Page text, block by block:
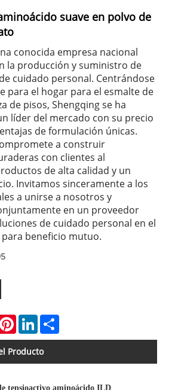
suave en polvo de
conocida empresa nacional
la producción y suministro de
cuidado personal. Centrándose
para el hogar para el esmalte de
de pisos, Shengqing se ha
líder del mercado con su precio
de formulación únicas.
a construir
con clientes al
de alta calidad y un
Invitamos sinceramente a los
a unirse a nosotros y
en un proveedor
de cuidado personal en el
beneficio mutuo.
PinterestLinkedIn
Producto
tensioactivo aminoácido ILD